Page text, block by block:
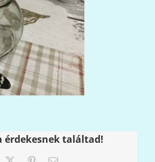
érdekesnek találtad!